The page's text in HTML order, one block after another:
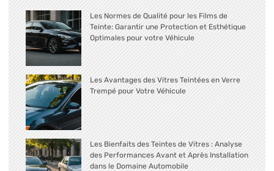
Les Normes de Qualité pour les Films de
Teinte: Garantir une Protection et Esthétique
Optimales pour votre Véhicule
Les Avantages des Vitres Teintées en Verre
Trempé pour Votre Véhicule
Les Bienfaits des Teintes de Vitres : Analyse
des Performances Avant et Après Installation
dans le Domaine Automobile